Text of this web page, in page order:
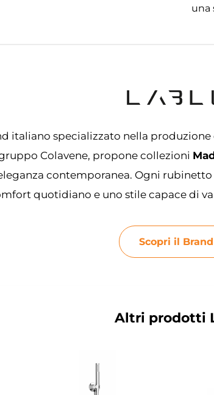
una
italiano specializzato nella produzione
Colavene, propone collezioni
contemporanea. Ogni
quotidiano e uno stile capace di
Scopri il
Altri prodotti